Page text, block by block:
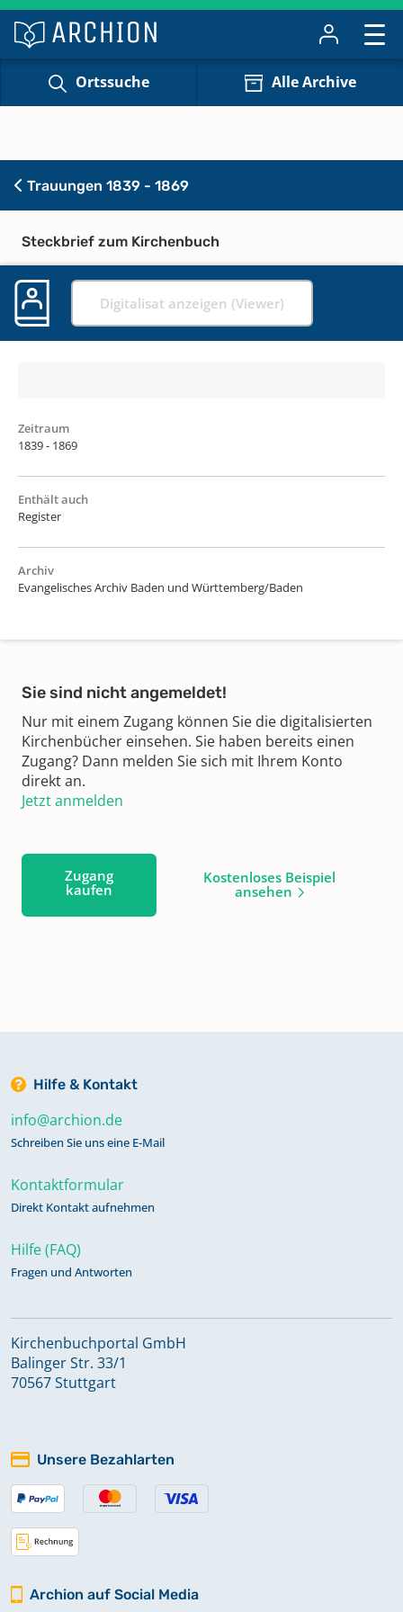
Ortssuche Alle Archive
Trauungen 1839 - 1869
Steckbrief zum Kirchenbuch
Digitalisat anzeigen (Viewer)
Zeitraum
1839 - 1869
Enthält auch
Register
Archiv
Evangelisches Archiv Baden und Württemberg/Baden
Sie sind nicht angemeldet!
Nur mit einem Zugang können Sie die digitalisierten
Kirchenbücher einsehen. Sie haben bereits einen
Zugang? Dann melden Sie sich mit Ihrem Konto
direkt an.
Jetzt anmelden
Zugang
kaufen
Kostenloses Beispiel
ansehen
Hilfe & Kontakt
info@archion.de
Schreiben Sie uns eine E-Mail
Kontaktformular
Direkt Kontakt aufnehmen
Hilfe (FAQ)
Fragen und Antworten
Kirchenbuchportal GmbH
Balinger Str. 33/1
70567 Stuttgart
Unsere Bezahlarten
Archion auf Social Media